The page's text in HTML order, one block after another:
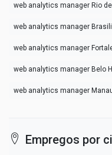
web analytics manager Rio
web analytics manager
web analytics manager
web analytics manager Belo
web analytics manager
Empregos por